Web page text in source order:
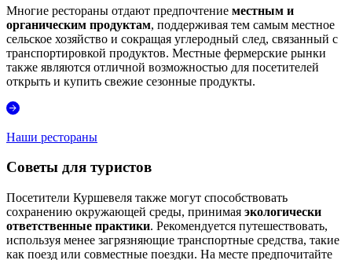
Многие рестораны отдают предпочтение местным и
органическим продуктам, поддерживая тем самым местное
сельское хозяйство и сокращая углеродный след, связанный с
транспортировкой продуктов. Местные фермерские рынки
также являются отличной возможностью для посетителей
открыть и купить свежие сезонные продукты.
Наши рестораны
Советы для туристов
Посетители Куршевеля также могут способствовать
сохранению окружающей среды, принимая экологически
ответственные практики. Рекомендуется путешествовать,
используя менее загрязняющие транспортные средства, такие
как поезд или совместные поездки. На месте предпочитайте